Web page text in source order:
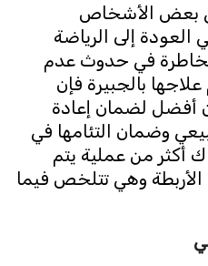
بعض الأشخاص
إلى الرياضة
في حدوث عدم
بالجبيرة فإن
لضمان إعادة
وضمان التئامها في
أكثر من عملية يتم
وهي تتلخص فيما